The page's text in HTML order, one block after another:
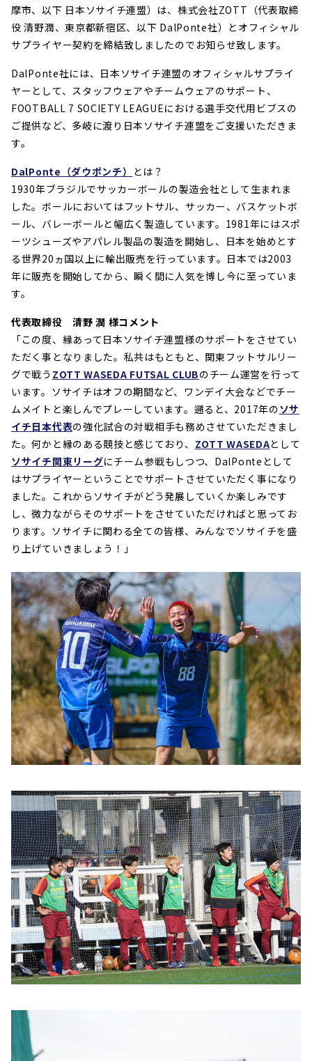
摩市、以下 日本ソサイチ連盟）は、株式会社ZOTT（代表取締
役 清野潤、東京都新宿区、以下 DalPonte社）とオフィシャル
サプライヤー契約を締結致しましたのでお知らせ致します。
DalPonte社には、日本ソサイチ連盟のオフィシャルサプライ
ヤーとして、スタッフウェアやチームウェアのサポート、
FOOTBALL 7 SOCIETY LEAGUEにおける選手交代用ビブスの
ご提供など、多岐に渡り日本ソサイチ連盟をご支援いただきま
す。
DalPonte（ダウポンチ） とは？
1930年ブラジルでサッカーボールの製造会社として生まれま
した。ボールにおいてはフットサル、サッカー、バスケットボ
ール、バレーボールと幅広く製造しています。1981年にはスポ
ーツシューズやアパレル製品の製造を開始し、日本を始めとす
る世界20ヵ国以上に輸出販売を行っています。日本では2003
年に販売を開始してから、瞬く間に人気を博し今に至っていま
す。
代表取締役 清野 潤 様コメント
「この度、縁あって日本ソサイチ連盟様のサポートをさせてい
ただく事となりました。私共はもともと、関東フットサルリー
グで戦う ZOTT WASEDA FUTSAL CLUBのチーム運営を行って
います。ソサイチはオフの期間など、ワンデイ大会などでチー
ムメイトと楽しんでプレーしています。遡ると、2017年のソサ
イチ日本代表の強化試合の対戦相手も務めさせていただきまし
た。何かと縁のある競技と感じており、 ZOTT WASEDAとして
ソサイチ関東リーグにチーム参戦もしつつ、DalPonteとして
はサプライヤーということでサポートさせていただく事になり
ました。これからソサイチがどう発展していくか楽しみです
し、微力ながらそのサポートをさせていただければと思ってお
ります。ソサイチに関わる全ての皆様、みんなでソサイチを盛
り上げていきましょう！」